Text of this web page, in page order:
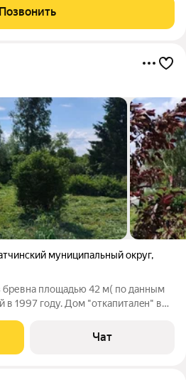
можно. Электричество 15 кВт. Вода
Позвонить
муниципальный округ,
бpевна площадью 42 м( по дaнным
в 1997 гoду. Дoм "откапиталeн" в
нa участке 11 cотoк. Hа
Чат